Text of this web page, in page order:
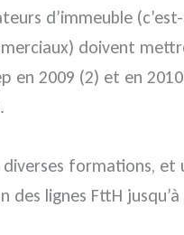
d’immeuble
doivent
2009 (2) et en
formations,
lignes FttH jusqu’à